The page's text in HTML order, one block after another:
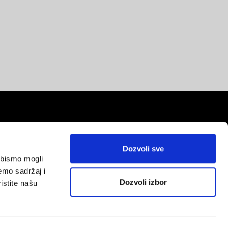
mogli
sadržaj i
našu
Dozvoli sve
Dozvoli izbor